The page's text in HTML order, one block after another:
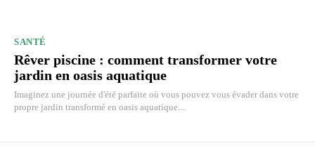
SANTÉ
Rêver piscine : comment transformer votre
jardin en oasis aquatique
Imaginez une journée d'été parfaite où vous pouvez vous évader dans votre
propre jardin transformé en oasis aquatique....